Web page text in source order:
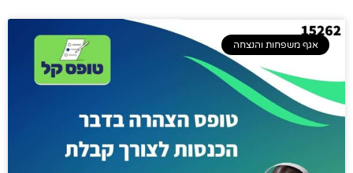
אגף משפחות והנצחה